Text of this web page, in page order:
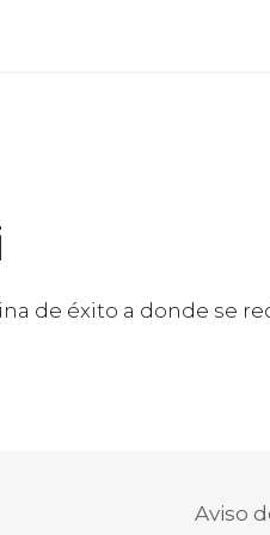
de éxito a donde se
Aviso